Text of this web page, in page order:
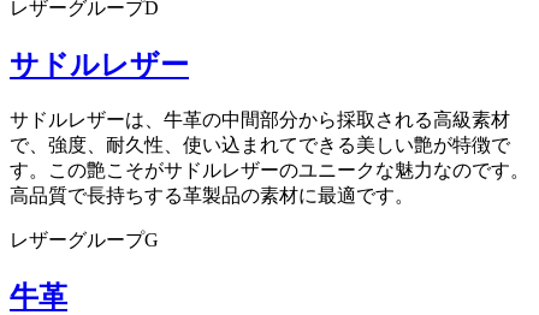
レザーグループD
サドルレザー
サドルレザーは、牛革の中間部分から採取される高級素材
で、強度、耐久性、使い込まれてできる美しい艶が特徴で
す。この艶こそがサドルレザーのユニークな魅力なのです。
高品質で長持ちする革製品の素材に最適です。
レザーグループG
牛革